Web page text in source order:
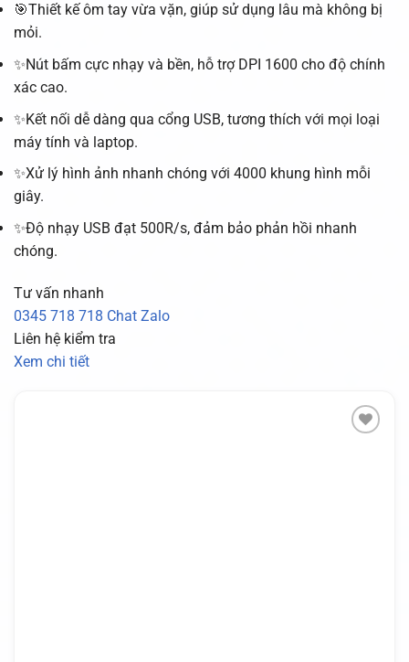
🎯Thiết kế ôm tay vừa vặn, giúp sử dụng lâu mà không bị
mỏi.
✨Nút bấm cực nhạy và bền, hỗ trợ DPI 1600 cho độ chính
xác cao.
✨Kết nối dễ dàng qua cổng USB, tương thích với mọi loại
máy tính và laptop.
✨Xử lý hình ảnh nhanh chóng với 4000 khung hình mỗi
giây.
✨Độ nhạy USB đạt 500R/s, đảm bảo phản hồi nhanh
chóng.
Tư vấn nhanh
0345 718 718 Chat Zalo
Liên hệ kiểm tra
Xem chi tiết